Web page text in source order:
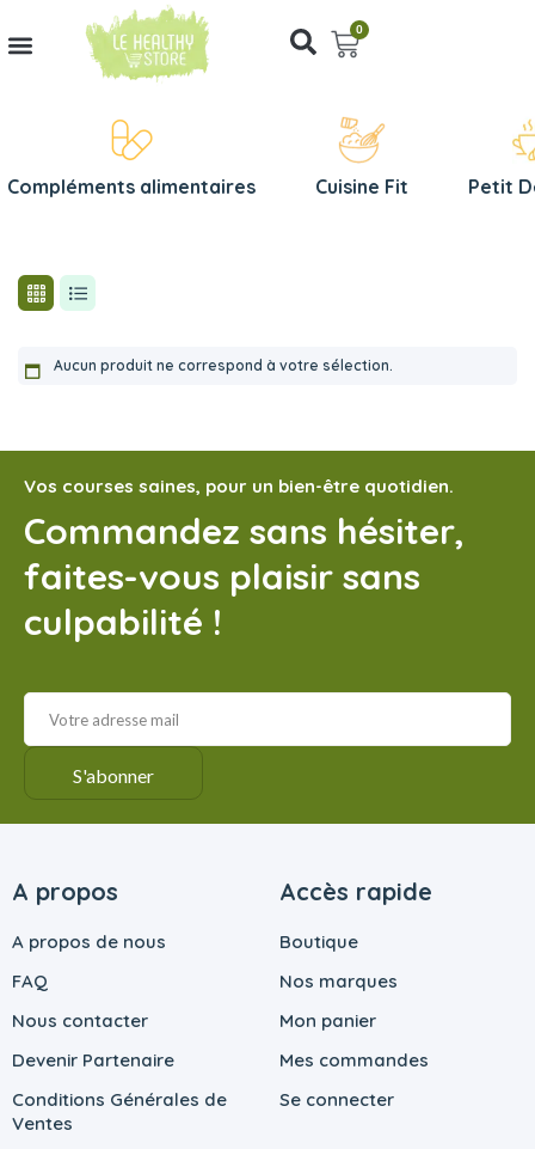
0
Compléments alimentaires Cuisine Fit Petit
Aucun produit ne correspond à votre sélection.
Vos courses saines, pour un bien-être quotidien.
Commandez sans hésiter,
faites-vous plaisir sans
culpabilité !
A propos
A propos de nous
FAQ
Nous contacter
Devenir Partenaire
Conditions Générales de
Ventes
Accès rapide
Boutique
Nos marques
Mon panier
Mes commandes
Se connecter